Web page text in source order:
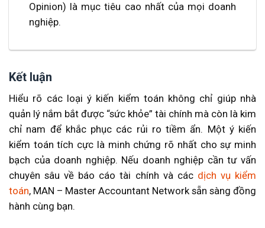
Opinion) là mục tiêu cao nhất của mọi doanh
nghiệp.
Kết luận
Hiểu rõ các loại ý kiến kiểm toán không chỉ giúp nhà
quản lý nắm bắt được “sức khỏe” tài chính mà còn là kim
chỉ nam để khắc phục các rủi ro tiềm ẩn. Một ý kiến
kiểm toán tích cực là minh chứng rõ nhất cho sự minh
bạch của doanh nghiệp. Nếu doanh nghiệp cần tư vấn
chuyên sâu về báo cáo tài chính và các dịch vụ kiểm
toán, MAN – Master Accountant Network sẵn sàng đồng
hành cùng bạn.